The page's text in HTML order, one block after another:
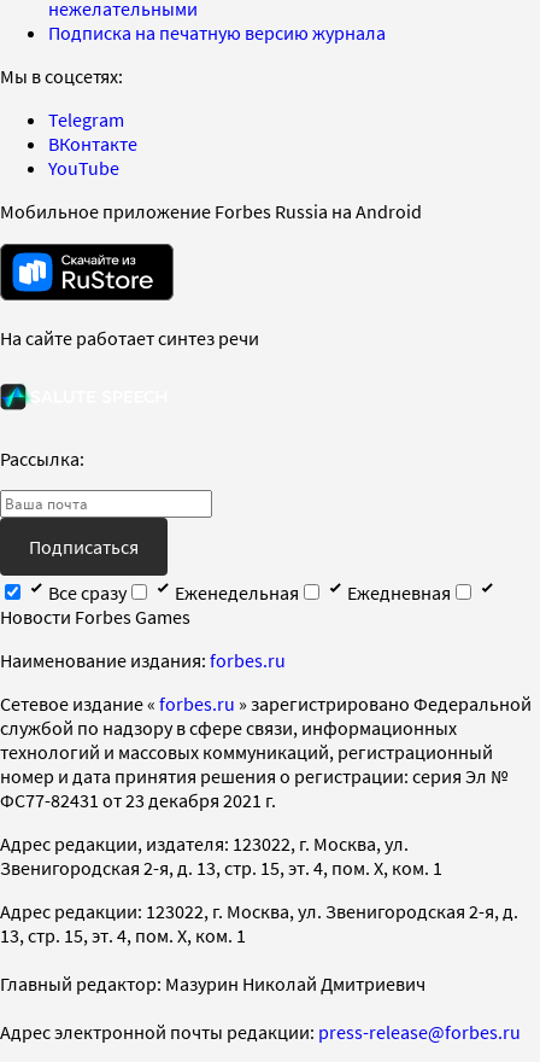
нежелательными
Подписка на печатную версию журнала
Мы в соцсетях:
Telegram
ВКонтакте
YouTube
Мобильное приложение Forbes Russia на Android
На сайте работает синтез речи
Рассылка:
Подписаться
Все сразу
Еженедельная
Ежедневная
Новости Forbes Games
Наименование издания: forbes.ru
Cетевое издание « forbes.ru » зарегистрировано Федеральной
службой по надзору в сфере связи, информационных
технологий и массовых коммуникаций, регистрационный
номер и дата принятия решения о регистрации: серия Эл №
ФС77-82431 от 23 декабря 2021 г.
Адрес редакции, издателя: 123022, г. Москва, ул.
Звенигородская 2-я, д. 13, стр. 15, эт. 4, пом. X, ком. 1
Адрес редакции: 123022, г. Москва, ул. Звенигородская 2-я, д.
13, стр. 15, эт. 4, пом. X, ком. 1
Главный редактор: Мазурин Николай Дмитриевич
Адрес электронной почты редакции: press-release@forbes.ru